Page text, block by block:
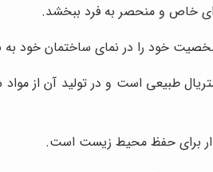
خاص و منحصر به فرد ببخشد.
خود را در نمای ساختمان خود به
طبیعی است و در تولید آن از
برای حفظ محیط زیست است.